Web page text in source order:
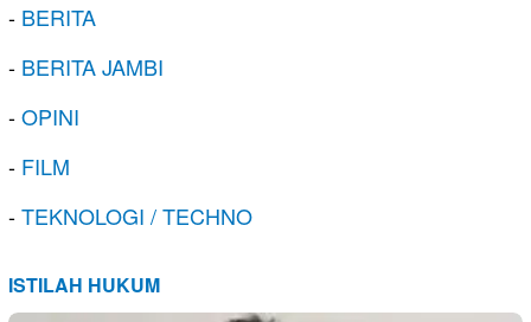
- BERITA
- BERITA JAMBI
-OPINI
- FILM
-TEKNOLOGI / TECHNO
ISTILAH HUKUM